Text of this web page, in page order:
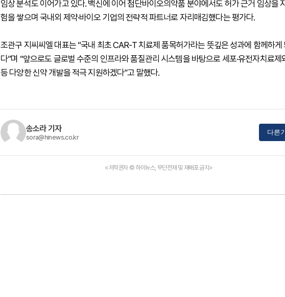
임상 분석도 이어가고 있다. 백신에 이어 첨단바이오의약품 분야에서도 허가 근거 임상을
험을 쌓으며 국내외 제약·바이오 기업의 전략적 파트너로 자리매김했다는 평가다.
조관구 지씨씨엘 대표는 “국내 최초 CAR-T 치료제 품목허가라는 뜻깊은 성과에 함께하게
다”며 “앞으로도 글로벌 수준의 인프라와 품질관리 시스템을 바탕으로 세포·유전자치료제
등 다양한 신약 개발을 적극 지원하겠다”고 말했다.
송소라 기자
sora@hinews.co.kr
다른
<저작권자 © 하이뉴스, 무단전재 및 재배포 금지>